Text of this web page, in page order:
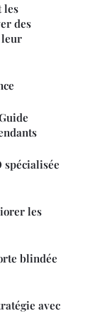
les
des
leur
spécialisée
les
blindée
avec